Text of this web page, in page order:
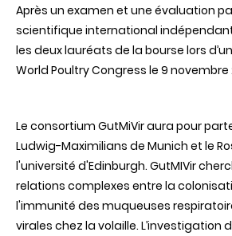
Après un examen et une évaluation
scientifique international
les deux lauréats de la bourse lors
World Poultry Congress le 9 novembre
Le consortium GutMiVir aura pour
Ludwig-Maximilians de Munich et le
l'université d'Edinburgh. GutMIVir
relations complexes entre la
l'immunité des muqueuses
virales chez la volaille. L’investigation